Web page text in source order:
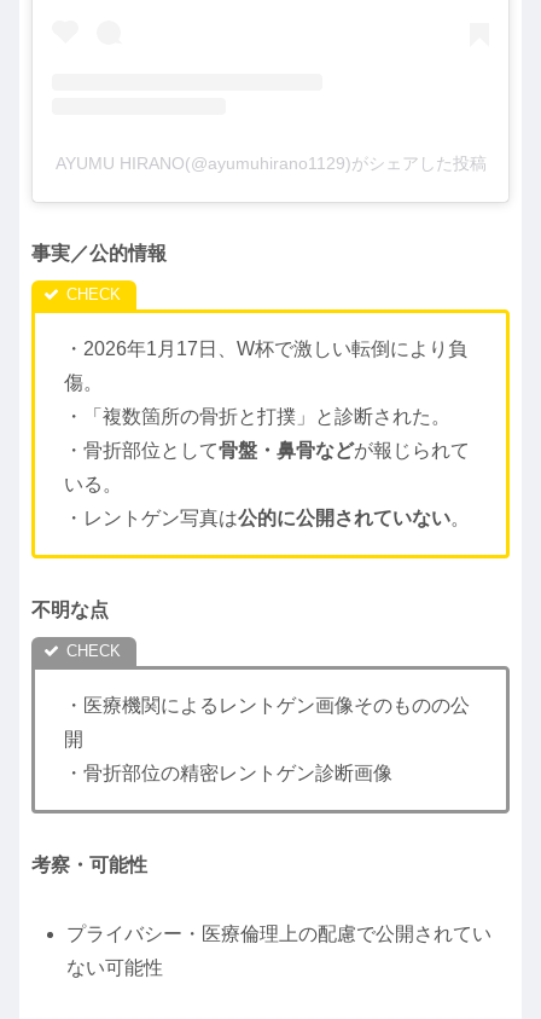
AYUMU HIRANO(@ayumuhirano1129)がシェアした投稿
事実／公的情報
・2026年1月17日、W杯で激しい転倒により負
傷。
・「複数箇所の骨折と打撲」と診断された。
・骨折部位として骨盤・鼻骨などが報じられて
いる。
・レントゲン写真は公的に公開されていない。
不明な点
・医療機関によるレントゲン画像そのものの公
開
・骨折部位の精密レントゲン診断画像
考察・可能性
プライバシー・医療倫理上の配慮で公開されてい
ない可能性